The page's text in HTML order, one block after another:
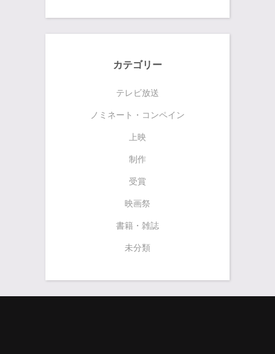
カテゴリー
テレビ放送
ノミネート・コンペイン
上映
制作
受賞
映画祭
書籍・雑誌
未分類